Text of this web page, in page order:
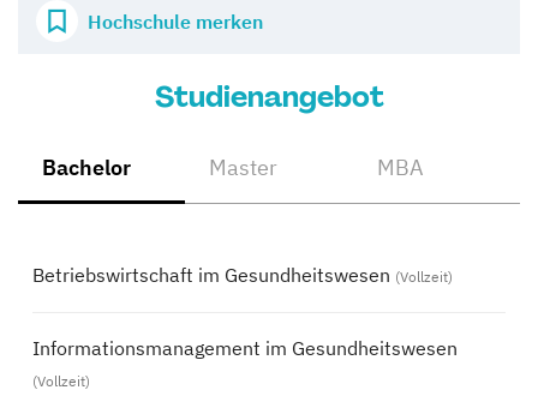
Hochschule merken
Studienangebot
Bachelor Master MBA
Betriebswirtschaft im Gesundheitswesen (Vollzeit)
Informationsmanagement im Gesundheitswesen
(Vollzeit)